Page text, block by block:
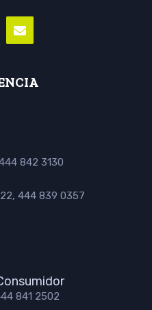
842 3130
444 839 0357
841 2502